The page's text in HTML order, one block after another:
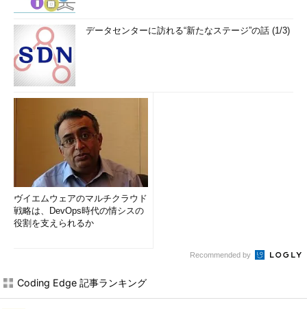
データセンターに訪れる“新たなステージ”の話 (1/3)
ヴイエムウェアのマルチクラウド
戦略は、DevOps時代の情シスの
役割を支えられるか
Recommended by
Coding Edge 記事ランキング